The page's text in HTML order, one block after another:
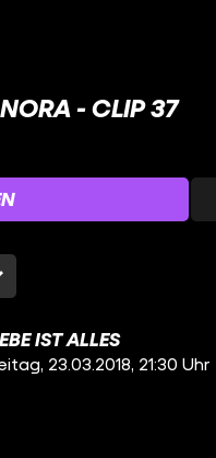
- CLIP 37
IST ALLES
23.03.2018, 21:30 Uhr